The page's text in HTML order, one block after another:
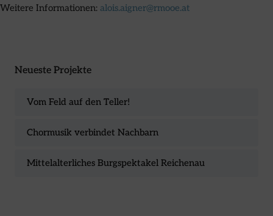
Weitere Informationen: alois.aigner@rmooe.at
Neueste Projekte
Vom Feld auf den Teller!
Chormusik verbindet Nachbarn
Mittelalterliches Burgspektakel Reichenau